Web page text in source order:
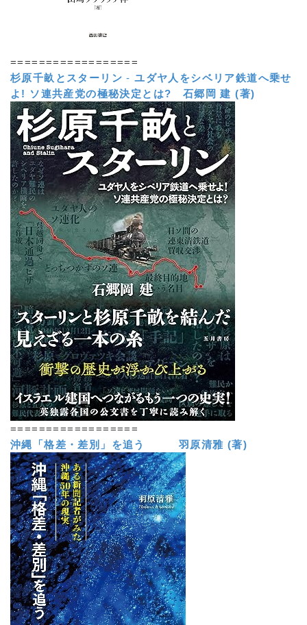
==================
杉原千畝とスターリン -ユダヤ人をシベリア鉄道へ乗せ
よ! ソ連共産党の極秘決定とは?
石郷岡 建 (著)
==================
沖縄「格差・差別」を追う 羽原清雅 (著)